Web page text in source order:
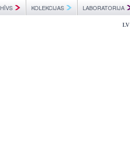
KOLEKCIJAS LABORATORIJA
LV